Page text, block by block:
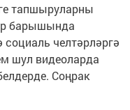
тапшыруларны
барышында
челтәрләргә
шул видеоларда
Соңрак